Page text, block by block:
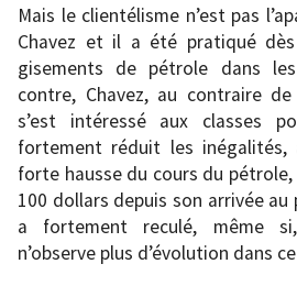
Mais le clientélisme n’est pas
Chavez et il a été pratiqué
gisements de pétrole dans
contre, Chavez, au contraire de
s’est intéressé aux classes
fortement réduit les inégalités,
forte hausse du cours du
100 dollars depuis son arrivée au
a fortement reculé, même
n’observe plus d’évolution dans